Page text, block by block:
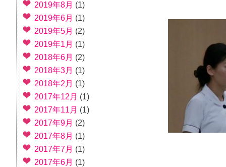
2019年8月 (1)
2019年6月 (1)
2019年5月 (2)
2019年1月 (1)
2018年6月 (2)
2018年3月 (1)
2018年2月 (1)
2017年12月 (1)
2017年11月 (1)
2017年9月 (2)
2017年8月 (1)
2017年7月 (1)
2017年6月 (1)